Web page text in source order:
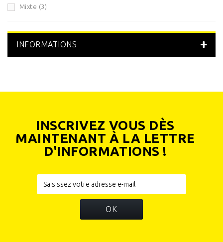
Jaune fluo
Violet fluo(1)
Bleu fluo(1)
Mixte (3)
INFORMATIONS
INSCRIVEZ VOUS DÈS
MAINTENANT À LA LETTRE
D'INFORMATIONS !
OK